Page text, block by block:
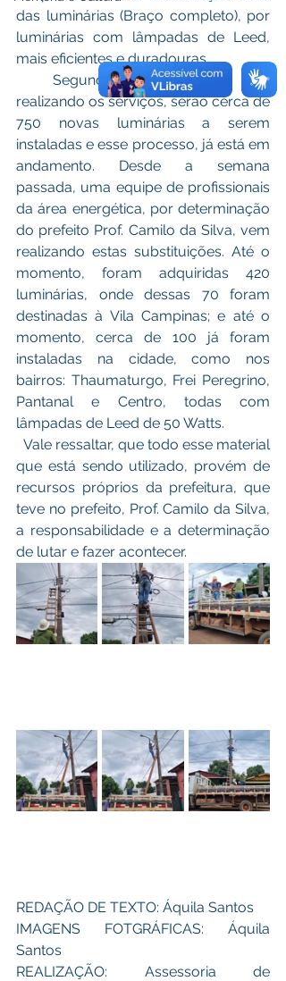
das luminárias (Braço completo), por
luminárias com lâmpadas de Leed,
mais eficientes e duradouras.
   Segundo a equipe que está
realizando os serviços, serão cerca de
750 novas luminárias a serem
instaladas e esse processo, já está em
andamento. Desde a semana
passada, uma equipe de profissionais
da área energética, por determinação
do prefeito Prof. Camilo da Silva, vem
realizando estas substituições. Até o
momento, foram adquiridas 420
luminárias, onde dessas 70 foram
destinadas à Vila Campinas; e até o
momento, cerca de 100 já foram
instaladas na cidade, como nos
bairros: Thaumaturgo, Frei Peregrino,
Pantanal e Centro, todas com
lâmpadas de Leed de 50 Watts.
que está sendo utilizado, provém de
recursos próprios da prefeitura, que
teve no prefeito, Prof. Camilo da Silva,
a responsabilidade e a determinação
de lutar e fazer acontecer.
REDAÇÃO DE TEXTO: Áquila Santos
IMAGENS FOTGRÁFICAS: Áquila
Santos
REALIZAÇÃO: Assessoria de